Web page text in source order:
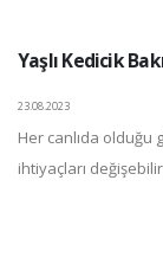
Yaşlı Kedicik
23.08.2023
Her canlıda olduğu
ihtiyaçları